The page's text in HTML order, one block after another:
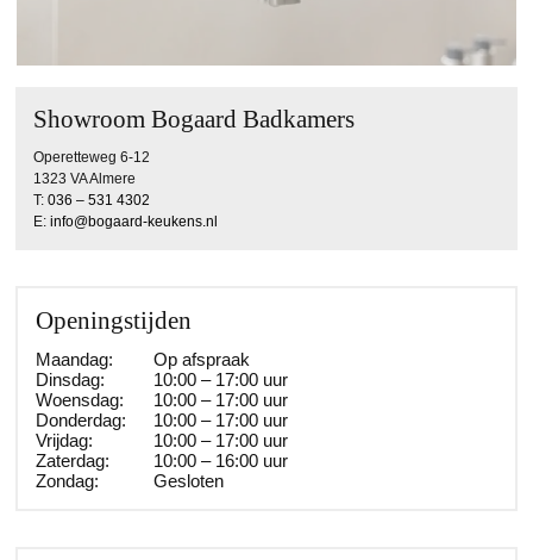
Showroom Bogaard Badkamers
Operetteweg 6-12
1323 VA Almere
T:036 – 531 4302
E:info@bogaard-keukens.nl
Openingstijden
Maandag:
Op afspraak
Dinsdag:
10:00 – 17:00 uur
Woensdag:
10:00 – 17:00 uur
Donderdag:
10:00 – 17:00 uur
Vrijdag:
10:00 – 17:00 uur
Zaterdag:
10:00 – 16:00 uur
Zondag:
Gesloten